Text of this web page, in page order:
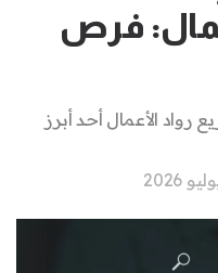
فرص
رواد الأعمال أحد أبرز